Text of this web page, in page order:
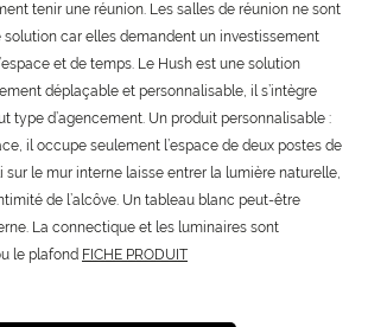
tenir une réunion. Les salles de réunion ne sont
solution car elles demandent un investissement
et de temps. Le Hush est une solution
déplaçable et personnalisable, il s’intègre
type d’agencement. Un produit personnalisable :
il occupe seulement l’espace de deux postes de
sur le mur interne laisse entrer la lumière naturelle,
de l’alcôve. Un tableau blanc peut-être
La connectique et les luminaires sont
le plafond FICHE PRODUIT